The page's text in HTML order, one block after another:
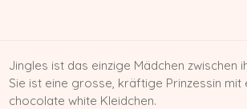
Jingles ist das einzige Mädchen zwischen
Sie ist eine grosse, kräftige Prinzessin mit
chocolate white Kleidchen.